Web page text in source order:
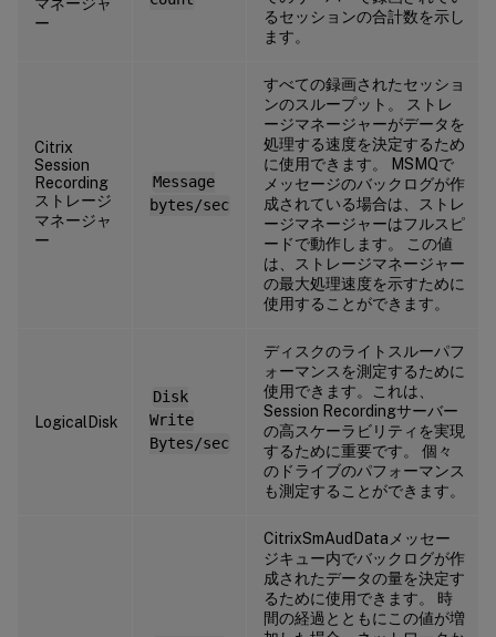
ー
るセッションの合計数を示し
ます。
Citrix
Session
Recording
ストレージ
マネージャ
ー
Message
bytes/sec
すべての録画されたセッショ
ンのスループット。 ストレ
ージマネージャーがデータを
処理する速度を決定するため
に使用できます。 MSMQで
メッセージのバックログが作
成されている場合は、ストレ
ージマネージャーはフルスピ
ードで動作します。 この値
は、ストレージマネージャー
の最大処理速度を示すために
使用することができます。
LogicalDisk
Disk
Write
Bytes/sec
ディスクのライトスルーパフ
ォーマンスを測定するために
使用できます。これは、
Session Recordingサーバー
の高スケーラビリティを実現
するために重要です。 個々
のドライブのパフォーマンス
も測定することができます。
CitrixSmAudDataメッセー
ジキュー内でバックログが作
成されたデータの量を決定す
るために使用できます。 時
間の経過とともにこの値が増